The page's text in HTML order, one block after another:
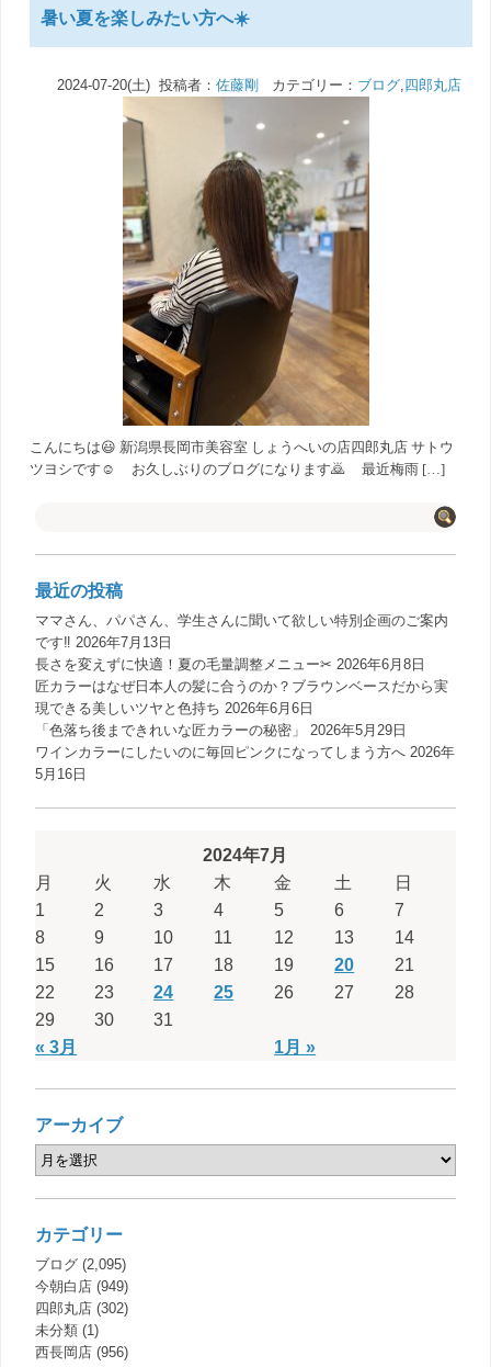
暑い夏を楽しみたい方へ☀️
2024-07-20(土) 投稿者： 佐藤剛 カテゴリー： ブログ,四郎丸店
こんにちは😃 新潟県長岡市美容室 しょうへいの店四郎丸店 サトウ
ツヨシです☺ お久しぶりのブログになります🙇 最近梅雨 […]
最近の投稿
ママさん、パパさん、学生さんに聞いて欲しい特別企画のご案内
です‼️ 2026年7月13日
長さを変えずに快適！夏の毛量調整メニュー✂︎ 2026年6月8日
匠カラーはなぜ日本人の髪に合うのか？ブラウンベースだから実
現できる美しいツヤと色持ち 2026年6月6日
「色落ち後まできれいな匠カラーの秘密」
2026年5月29日
ワインカラーにしたいのに毎回ピンクになってしまう方へ 2026年
5月16日
2024年7月
月
火 水 木 金 土 日
« 3月 1月 »
1 2 3 4 5 6
7
8
9 10 11 12 13
14
15
16 17 18 19 20
21
22
23 24 25 26 27
28
29
30 31
アーカイブ
カテゴリー
ブログ (2,095)
今朝白店 (949)
四郎丸店 (302)
未分類 (1)
西長岡店 (956)